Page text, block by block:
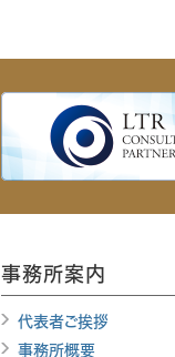
事務所案内
代表者ご挨拶
事務所概要